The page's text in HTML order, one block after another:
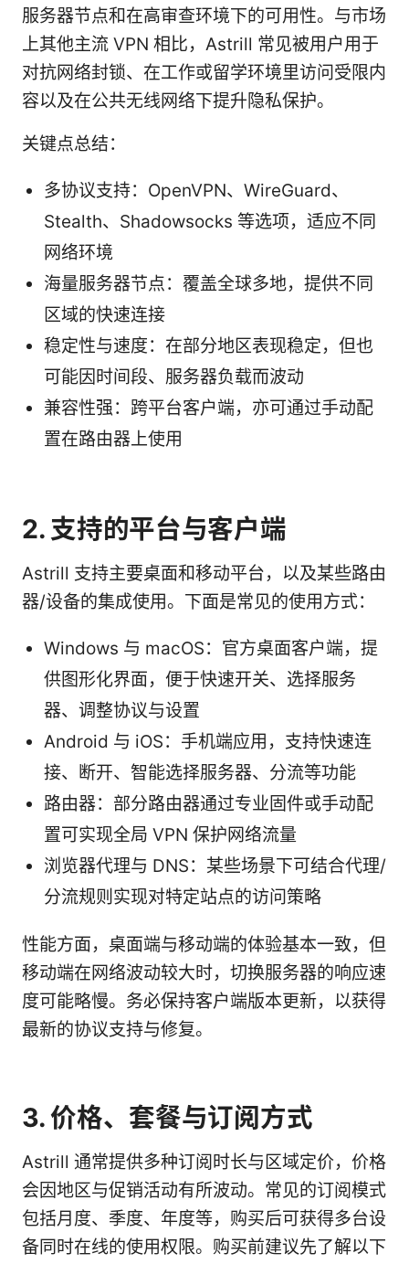
服务器节点和在高审查环境下的可用性。与市场
上其他主流 VPN 相比，Astrill 常见被用户用于
对抗网络封锁、在工作或留学环境里访问受限内
容以及在公共无线网络下提升隐私保护。
关键点总结：
多协议支持：OpenVPN、WireGuard、
Stealth、Shadowsocks 等选项，适应不同
网络环境
海量服务器节点：覆盖全球多地，提供不同
区域的快速连接
稳定性与速度：在部分地区表现稳定，但也
可能因时间段、服务器负载而波动
兼容性强：跨平台客户端，亦可通过手动配
置在路由器上使用
2. 支持的平台与客户端
Astrill 支持主要桌面和移动平台，以及某些路由
器/设备的集成使用。下面是常见的使用方式：
Windows 与 macOS：官方桌面客户端，提
供图形化界面，便于快速开关、选择服务
器、调整协议与设置
Android 与 iOS：手机端应用，支持快速连
接、断开、智能选择服务器、分流等功能
路由器：部分路由器通过专业固件或手动配
置可实现全局 VPN 保护网络流量
浏览器代理与 DNS：某些场景下可结合代理/
分流规则实现对特定站点的访问策略
性能方面，桌面端与移动端的体验基本一致，但
移动端在网络波动较大时，切换服务器的响应速
度可能略慢。务必保持客户端版本更新，以获得
最新的协议支持与修复。
3. 价格、套餐与订阅方式
Astrill 通常提供多种订阅时长与区域定价，价格
会因地区与促销活动有所波动。常见的订阅模式
包括月度、季度、年度等，购买后可获得多台设
备同时在线的使用权限。购买前建议先了解以下